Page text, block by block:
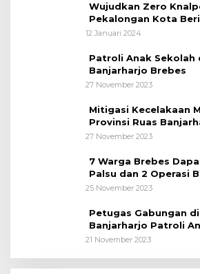
Wujudkan Zero
Pekalongan Kota
Kepada Pelajar
12 Januari 2024
Patroli Anak Sekolah
Banjarharjo Brebes
27 November 2023
Mitigasi Kecelakaan
Provinsi Ruas
27 November 2023
7 Warga Brebes
Palsu dan 2 Operasi
25 November 2023
Petugas Gabungan
Banjarharjo Patroli
21 November 2023